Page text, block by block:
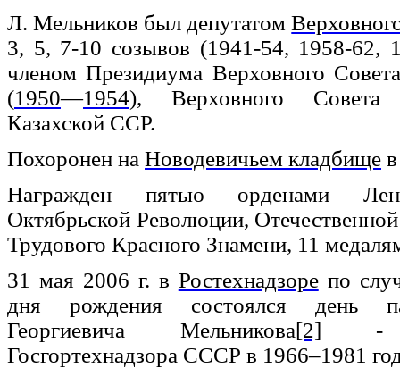
Л. Мельников был депутатом
3, 5, 7-10 созывов (1941-54, 1958-62,
членом Президиума Верховного
(1950—1954), Верховного Совета
Казахской ССР.
Похоронен на Новодевичьем кладбище
Награжден пятью орденами
Октябрьской Революции,
Трудового Красного Знамени, 11
31 мая 2006 г. в Ростехнадзорепо
дня рождения состоялся день
Георгиевича Мельникова[2] -
Госгортехнадзора СССР в 1966–1981